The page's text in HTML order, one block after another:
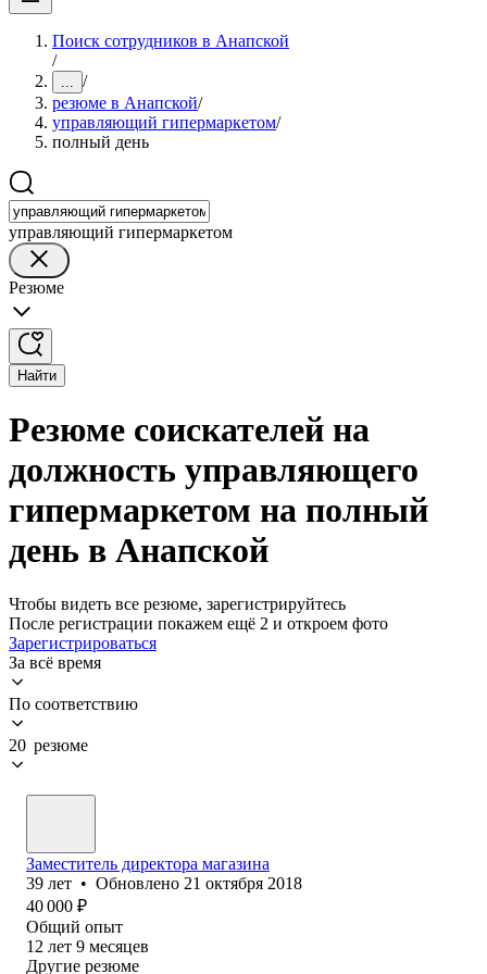
Поиск сотрудников в Анапской
/
... /
резюме в Анапской/
управляющий гипермаркетом/
полный день
управляющий гипермаркетом
Резюме
Найти
Резюме соискателей на
должность управляющего
гипермаркетом на полный
день в Анапской
Чтобы видеть все резюме, зарегистрируйтесь
После регистрации покажем ещё 2 и откроем фото
Зарегистрироваться
За всё время
По соответствию
20 резюме
Заместитель директора магазина
39 лет • Обновлено 21 октября 2018
40 000 ₽
Общий опыт
12 лет 9 месяцев
Другие резюме